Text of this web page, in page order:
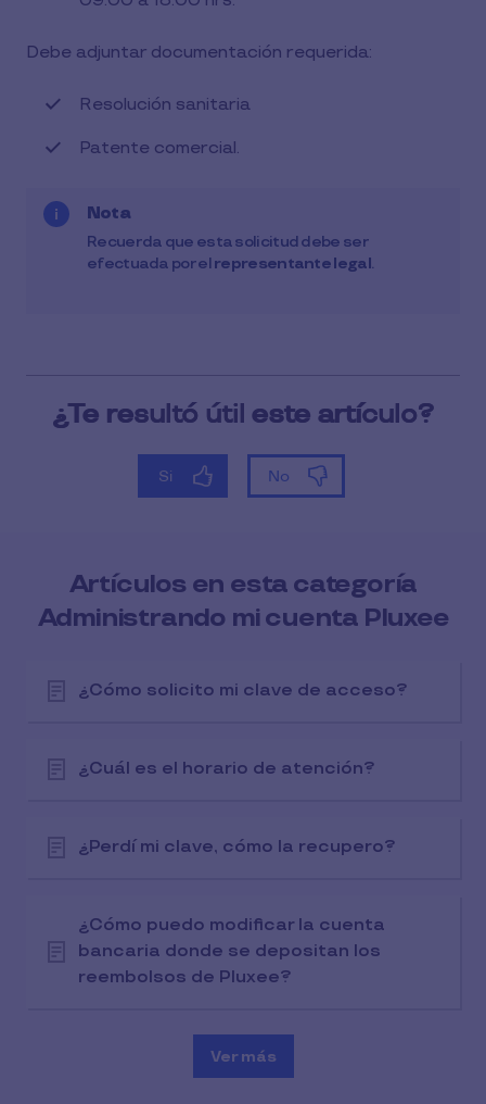
Debe adjuntar documentación requerida:
Resolución sanitaria
Patente comercial.
Nota
Recuerda que esta solicitud debe ser
efectuada por elrepresentante legal.
Artículos en esta categoría
Administrando mi cuenta Pluxee
¿Cómo solicito mi clave de acceso?
¿Cuál es el horario de atención?
¿Perdí mi clave, cómo la recupero?
¿Cómo puedo modificar la cuenta
bancaria donde se depositan los
reembolsos de Pluxee?
Ver más